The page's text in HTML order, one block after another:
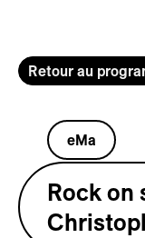
Retour au
eMa
Rock on